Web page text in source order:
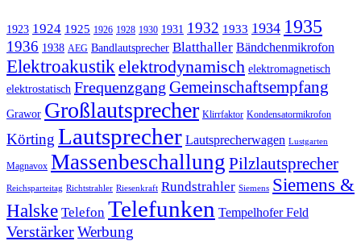
1923 1924 1925 1926 1928 1930 1931 1932 1933 1934 1935
1936 1938 AEG Bandlautsprecher Blatthaller Bändchenmikrofon
Elektroakustik elektrodynamisch elektromagnetisch
elektrostatisch Frequenzgang Gemeinschaftsempfang
Grawor Großlautsprecher Klirrfaktor Kondensatormikrofon
Körting Lautsprecher Lautsprecherwagen Lustgarten
Magnavox Massenbeschallung Pilzlautsprecher
Reichsparteitag Richtstrahler Riesenkraft Rundstrahler Siemens Siemens &
Halske Telefon Telefunken Tempelhofer Feld
VerstärkerWerbung